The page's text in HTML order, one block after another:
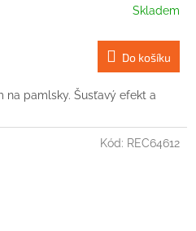
Skladem
Do košíku
na pamlsky. Šusťavý efekt a
Kód: REC64612